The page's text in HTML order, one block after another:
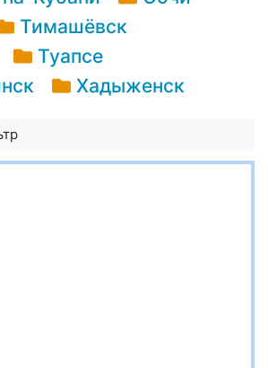
Тимашёвск
Туапсе
Хадыженск